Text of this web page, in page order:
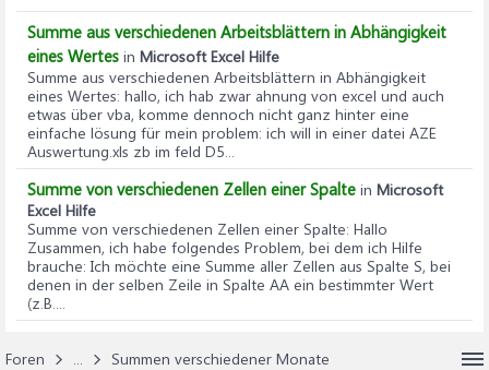
Summe aus verschiedenen Arbeitsblättern in Abhängigkeit
eines Wertes in Microsoft Excel Hilfe
Summe aus verschiedenen Arbeitsblättern in Abhängigkeit
eines Wertes: hallo, ich hab zwar ahnung von excel und auch
etwas über vba, komme dennoch nicht ganz hinter eine
einfache lösung für mein problem: ich will in einer datei AZE
Auswertung.xls zb im feld D5...
Summe von verschiedenen Zellen einer Spalte in Microsoft
Excel Hilfe
Summe von verschiedenen Zellen einer Spalte: Hallo
Zusammen, ich habe folgendes Problem, bei dem ich Hilfe
brauche: Ich möchte eine Summe aller Zellen aus Spalte S, bei
denen in der selben Zeile in Spalte AA ein bestimmter Wert
(z.B....
Foren ... Summen verschiedener Monate